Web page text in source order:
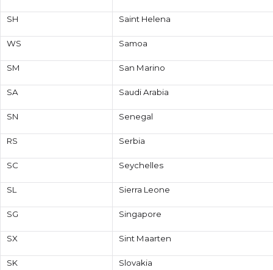
SH Saint Helena
WS Samoa
SM San Marino
SA Saudi Arabia
SN Senegal
RS Serbia
SC Seychelles
SL Sierra Leone
SG Singapore
SX Sint Maarten
SK Slovakia